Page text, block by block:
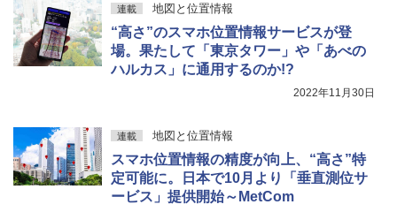
連載 地図と位置情報
“高さ”のスマホ位置情報サービスが登
場。果たして「東京タワー」や「あべの
ハルカス」に通用するのか!?
2022年11月30日
連載 地図と位置情報
スマホ位置情報の精度が向上、“高さ”特
定可能に。日本で10月より「垂直測位サ
ービス」提供開始～MetCom